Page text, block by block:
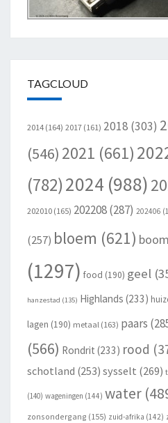
TAGCLOUD
2014 (164) 2017 (161) 2018 (303)
(546) 2021 (661)
(782)2024 (988)
202010 (165) 202208(287) 202406
(257) bloem (621) boom
(1297) food (190) geel
hanzestad (135) Highlands (233)
lagen (190) metaal (163) paars
(566) Rondrit (233) rood
schotland (253) sysselt (269)
(140) wageningen (144) water
zonsondergang (155) zuid-afrika (142)